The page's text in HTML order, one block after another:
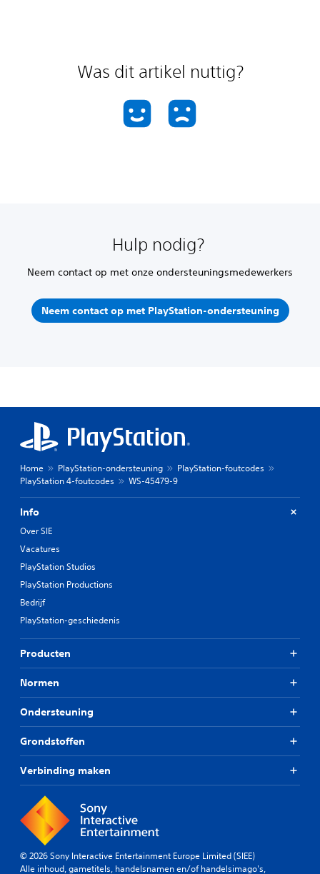
Was dit artikel nuttig?
Hulp nodig?
Neem contact op met onze ondersteuningsmedewerkers
Neem contact op met PlayStation-ondersteuning
Home PlayStation-ondersteuning
PlayStation-foutcodes
PlayStation 4-foutcodes
WS-45479-9
Info
Over SIE
Vacatures
PlayStation Studios
PlayStation Productions
Bedrijf
PlayStation-geschiedenis
Producten
Normen
Ondersteuning
Grondstoffen
Verbinding maken
© 2026 Sony Interactive Entertainment Europe Limited (SIEE)
Alle inhoud, gametitels, handelsnamen en/of handelsimago's,